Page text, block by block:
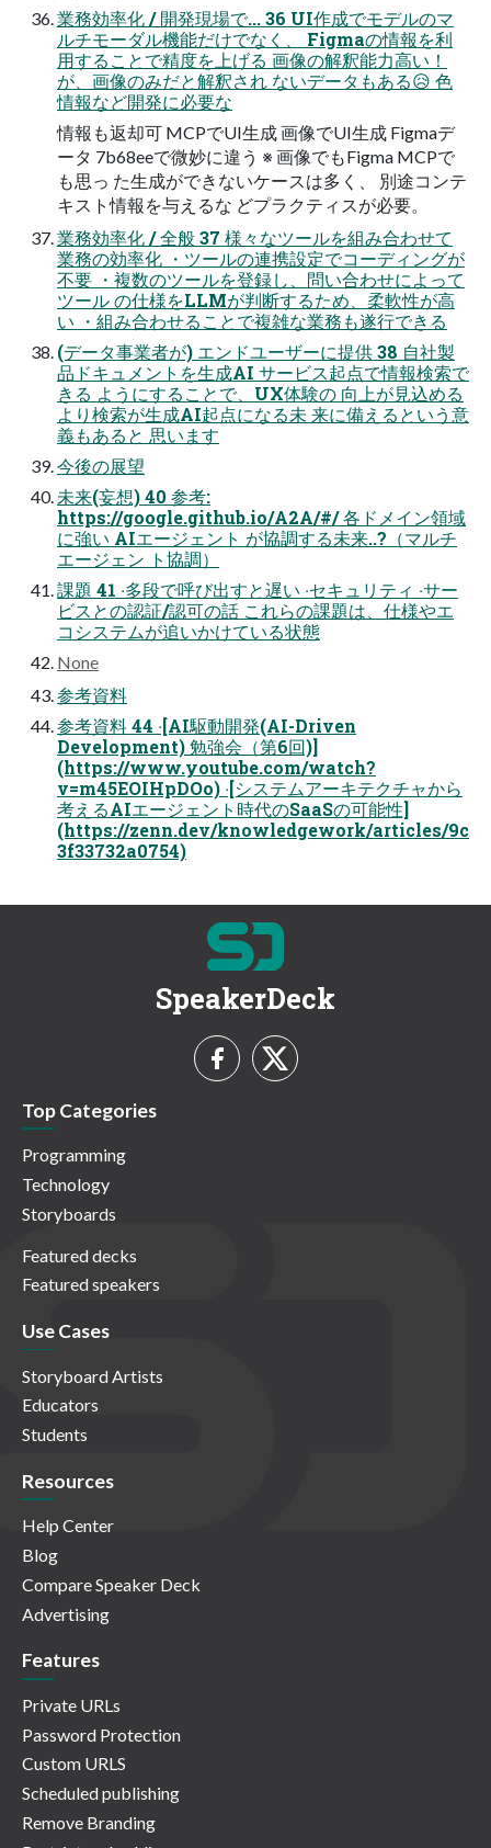
業務効率化 / 開発現場で... 36 UI作成でモデルのマ
ルチモーダル機能だけでなく、 Figmaの情報を利
用することで精度を上げる 画像の解釈能⼒⾼い！
が、画像のみだと解釈され ないデータもある😥 ⾊
情報など開発に必要な
情報も返却可 MCPでUI⽣成 画像でUI⽣成 Figmaデ
ータ 7b68eeで微妙に違う ※ 画像でもFigma MCPで
も思っ た⽣成ができないケースは多く、 別途コンテ
キスト情報を与えるな どプラクティスが必要。
業務効率化 / 全般 37 様々なツールを組み合わせて
業務の効率化 ・ツールの連携設定でコーディングが
不要 ・複数のツールを登録し、問い合わせによって
ツール の仕様をLLMが判断するため、柔軟性が高
い ・組み合わせることで複雑な業務も遂行できる
(データ事業者が) エンドユーザーに提供 38 ⾃社製
品ドキュメントを⽣成AI サービス起点で情報検索で
きる ようにすることで、UX体験の 向上が⾒込める
より検索が⽣成AI起点になる未 来に備えるという意
義もあると 思います
今後の展望
未来(妄想) 40 参考:
https://google.github.io/A2A/#/ 各ドメイン領域
に強い AIエージェント が協調する未来..?（マルチ
エージェン ト協調）
課題 41 ‧多段で呼び出すと遅い ‧セキュリティ ‧サー
ビスとの認証/認可の話 これらの課題は、仕様やエ
コシステムが追いかけている状態
None
参考資料
参考資料 44 ‧[AI駆動開発(AI-Driven
Development) 勉強会（第6回)]
(https://www.youtube.com/watch?
v=m45EOIHpDOo) ‧[システムアーキテクチャから
考えるAIエージェント時代のSaaSの可能性]
(https://zenn.dev/knowledgework/articles/9c
3f33732a0754)
SpeakerDeck
Top Categories
Programming
Technology
Storyboards
Featured decks
Featured speakers
Use Cases
Storyboard Artists
Educators
Students
Resources
Help Center
Blog
Compare Speaker Deck
Advertising
Features
Private URLs
Password Protection
Custom URLS
Scheduled publishing
Remove Branding